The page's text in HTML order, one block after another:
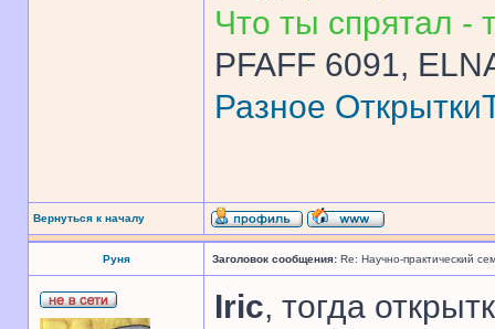
Что ты спрятал -
PFAFF 6091,
Разное Открытки
Вернуться к началу
Руня Заголовок сообщения: Re: Научно-практический
Iric, тогда